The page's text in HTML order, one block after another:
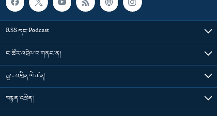
RSS དང་Podcast
ང་ཚོར་འབྲེལ་བ་གནང་ན།
རླུང་འཕྲིན་ལེ་ཚན།
བརྙན་འཕྲིན།